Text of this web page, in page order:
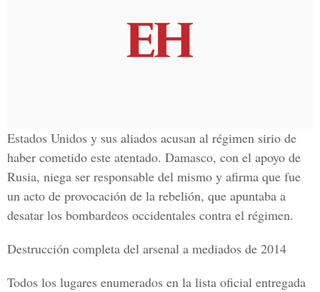
Estados Unidos y sus aliados acusan al régimen sirio de
haber cometido este atentado. Damasco, con el apoyo de
Rusia, niega ser responsable del mismo y afirma que fue
un acto de provocación de la rebelión, que apuntaba a
desatar los bombardeos occidentales contra el régimen.
Destrucción completa del arsenal a mediados de 2014
Todos los lugares enumerados en la lista oficial entregada